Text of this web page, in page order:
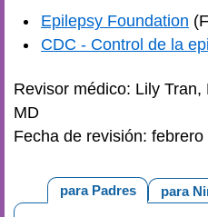
Epilepsy Foundation
CDC - Control de la
Revisor médico: Lily
MD
Fecha de revisión: febrero
para
para Padres